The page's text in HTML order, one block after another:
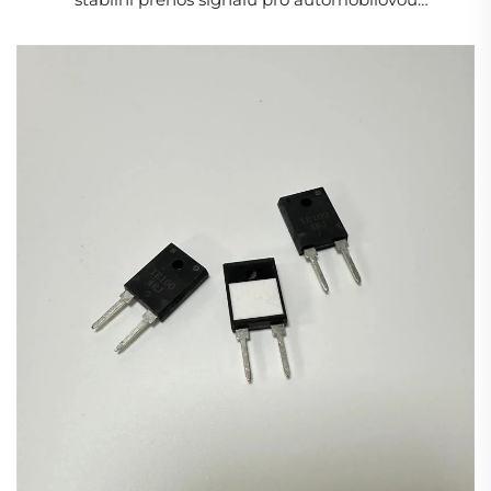
3. **Teplotní koeficient odporu (TCR)**: Typicky mezi
±100 ppm/°C až ±250 ppm/°C, i když pokročilé
výkonových třídách od 0,1 W až po několik wattů, v
závislosti na velikosti a konstrukci.
5. **Jmenovité napětí**: Jsou schopny odolat relativně
vysokým napětím, často až do 200 V nebo více u
standardních rozměrů.
6. **Frekvenční odezva**: I když jejich vlastnosti na